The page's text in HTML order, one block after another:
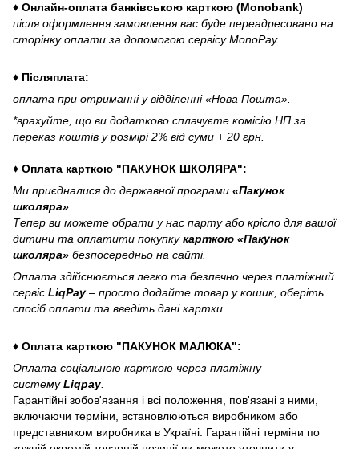
♦ Онлайн-оплата банківською карткою (Monobank)
після оформлення замовлення вас буде переадресовано на
сторінку оплати за допомогою сервісу MonoPay.
♦ Післяплата:
оплата при отриманні у відділенні «Нова Пошта».
*врахуйте, що ви додатково сплачуєте комісію НП за
переказ коштів у розмірі 2% від суми + 20 грн.
♦ Оплата карткою "ПАКУНОК ШКОЛЯРА":
Ми приєдналися до державної програми «Пакунок
школяра».
Тепер ви можете обрати у нас парту або крісло для вашої
дитини та оплатити покупкукарткою «Пакунок
школяра» безпосередньо на сайті.
Оплата здійснюється легко та безпечно через платіжний
сервіс LiqPay– просто додайте товар у кошик, оберіть
спосіб оплати та введіть дані картки.
♦ Оплата карткою "ПАКУНОК МАЛЮКА":
Оплата соціальною карткою через платіжну
системуLiqpay.
Гарантійні зобов'язання і всі положення, пов'язані з ними,
включаючи терміни, встановлюються виробником або
представником виробника в Україні. Гарантійні терміни по